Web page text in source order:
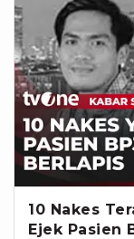
10 Nakes
Ejek Pasien